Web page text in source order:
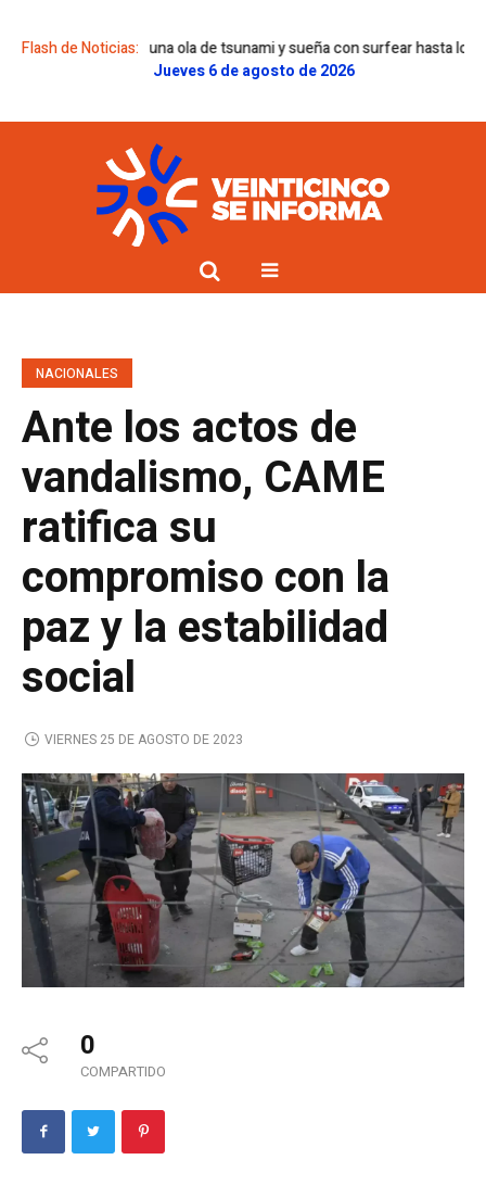
Flash de Noticias:
corrió una ola de tsunami y sueña con surfear hasta los 100 años
Jueves 6 de agosto de 2026
NACIONALES
Ante los actos de
vandalismo, CAME
ratifica su
compromiso con la
paz y la estabilidad
social
VIERNES 25 DE AGOSTO DE 2023
0
COMPARTIDO